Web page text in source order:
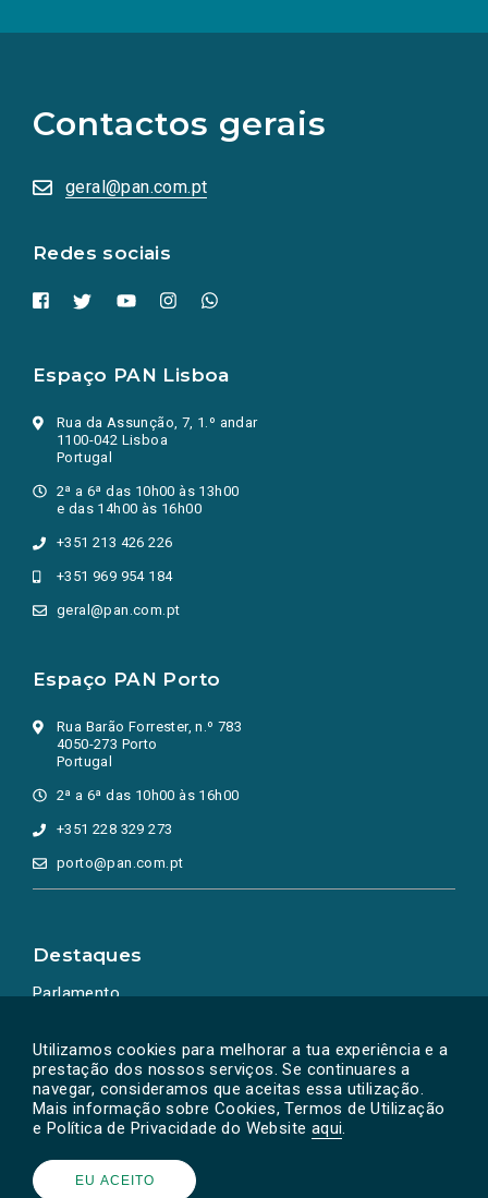
Utilizamos cookies para melhorar a tua experiência e a
prestação dos nossos serviços. Se continuares a
navegar, consideramos que aceitas essa utilização.
Mais informação sobre Cookies, Termos de Utilização
e Política de Privacidade do Website aqui.
EU ACEITO
Contactos gerais
geral@pan.com.pt
Redes sociais
redes
sociais
numa
nova
Espaço PAN Lisboa
Rua da Assunção, 7, 1.º andar
1100-042 Lisboa
Portugal
2ª a 6ª das 10h00 às 13h00
e das 14h00 às 16h00
+351 213 426 226
+351 969 954 184
geral@pan.com.pt
Espaço PAN Porto
Rua Barão Forrester, n.º 783
4050-273 Porto
Portugal
2ª a 6ª das 10h00 às 16h00
+351 228 329 273
porto@pan.com.pt
Destaques
Parlamento
Powered by © PAN 2026